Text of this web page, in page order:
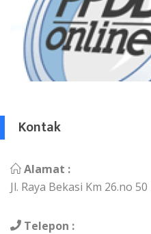
Kontak
Alamat :
Jl. Raya Bekasi Km 26.no
Telepon :